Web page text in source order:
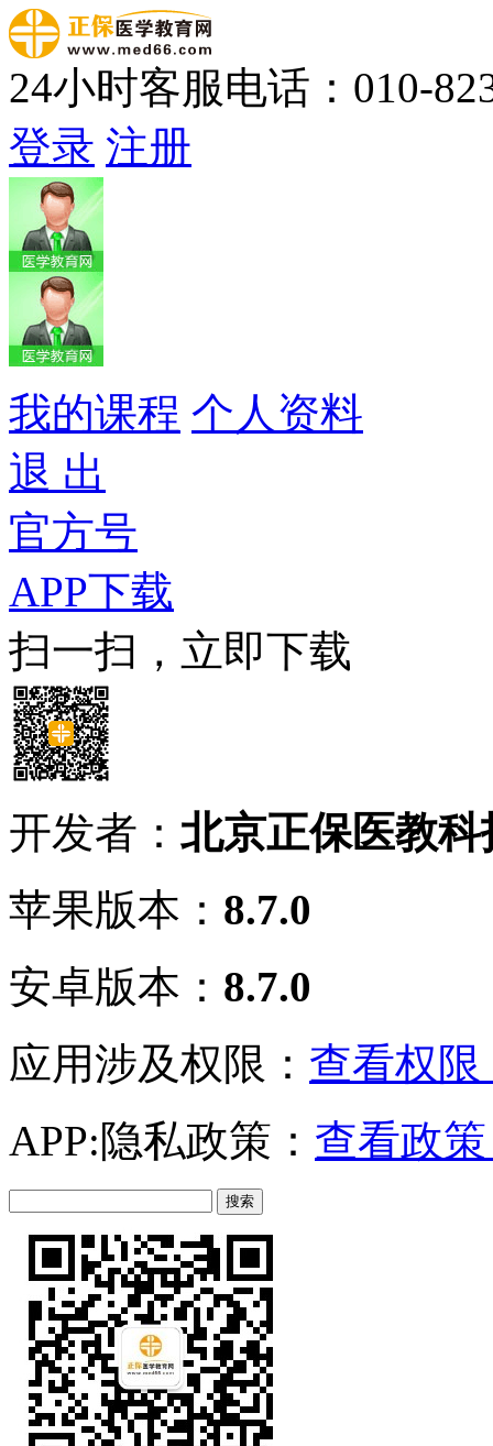
24小时客服电话：010-
登录 注册
我的课程 个人资料
退 出
官方号
APP下载
扫一扫，立即下载
开发者： 北京正保医教
苹果版本： 8.7.0
安卓版本： 8.7.0
应用涉及权限： 查看权限
APP:隐私政策： 查看政